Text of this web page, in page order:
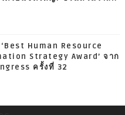
Human Resource
Strategy Award’ จาก
ครั้งที่ 32